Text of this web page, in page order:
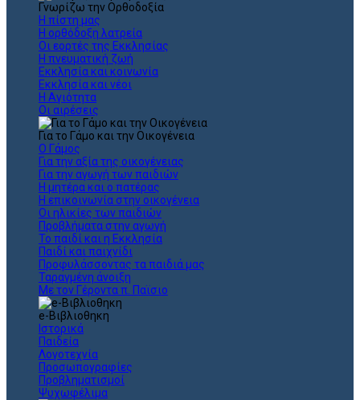
Γνωρίζω την Ορθοδοξία
Η πίστη μας
Η ορθόδοξη λατρεία
Οι εορτές της Εκκλησίας
Η πνευματική ζωή
Εκκλησία και κοινωνία
Εκκλησία και νέοι
Η Αγιότητα
Οι αιρέσεις
Για το Γάμο και την Οικογένεια
Ο Γάμος
Για την αξία της οικογένειας
Για την αγωγή των παιδιών
Η μητέρα και ο πατέρας
Η επικοινωνία στην οικογένεια
Οι ηλικίες των παιδιών
Προβλήματα στην αγωγή
Το παιδί και η Εκκλησία
Παιδί και παιχνίδι
Προφυλάσσοντας τα παιδιά μας
Ταραγμένη άνοιξη
Με τον Γέροντα π. Παϊσιο
e-Βιβλιοθηκη
Ιστορικά
Παιδεία
Λογοτεχνία
Προσωπογραφίες
Προβληματισμοί
Ψυχωφέλιμα